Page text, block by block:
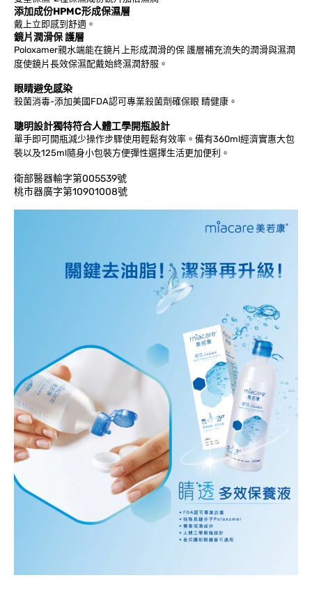
添加成份HPMC形成保濕層
戴上立即感到舒適。
鏡片潤滑保 護層
Poloxamer親水端能在鏡片上形成潤滑的保 護層補充流失的潤滑與濕潤
度使鏡片長效保濕配戴始終濕潤舒服。
眼睛避免感染
殺菌消毒-添加美國FDA認可專業殺菌劑確保眼 睛健康。
聰明設計獨特符合人體工學開瓶設計
單手即可開瓶減少操作步驟使用輕鬆有效率。備有360ml經濟實惠大包
裝以及125ml隨身小包裝方便彈性選擇生活更加便利。
衛部醫器輸字第005539號
桃市器廣字第10901008號